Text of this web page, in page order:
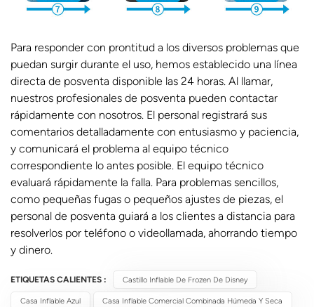
Para responder con prontitud a los diversos problemas que
puedan surgir durante el uso, hemos establecido una línea
directa de posventa disponible las 24 horas. Al llamar,
nuestros profesionales de posventa pueden contactar
rápidamente con nosotros. El personal registrará sus
comentarios detalladamente con entusiasmo y paciencia,
y comunicará el problema al equipo técnico
correspondiente lo antes posible. El equipo técnico
evaluará rápidamente la falla. Para problemas sencillos,
como pequeñas fugas o pequeños ajustes de piezas, el
personal de posventa guiará a los clientes a distancia para
resolverlos por teléfono o videollamada, ahorrando tiempo
y dinero.
ETIQUETAS CALIENTES : Castillo Inflable De Frozen De Disney
Casa Inflable Azul Casa Inflable Comercial Combinada Húmeda Y Seca